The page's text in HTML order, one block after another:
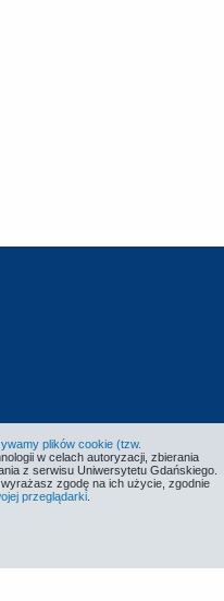
plików cookie (tzw.
w celach autoryzacji, zbierania
z serwisu Uniwersytetu Gdańskiego.
zgodę na ich użycie, zgodnie
przeglądarki